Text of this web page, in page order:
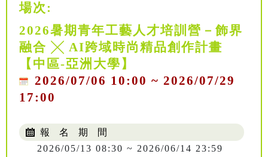
場次:
2026暑期青年工藝人才培訓營－飾界
融合 ╳ AI跨域時尚精品創作計畫
【中區-亞洲大學】
2026/07/06 10:00 ~ 2026/07/29
17:00
報 名 期 間
2026/05/13 08:30 ~ 2026/06/14 23:59